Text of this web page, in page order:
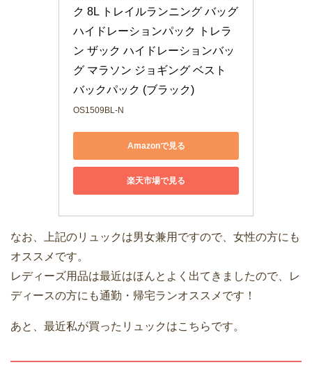
ク 8L トレイルランニング バッグ
ハイドレーションパック トレラ
ン ザック ハイドレーションバッ
グ マラソン ジョギング ベスト
バックパック (ブラック)
OS1509BL-N
Amazonで見る
楽天市場で見る
なお、上記のリュックは男女兼用ですので、女性の方にも
オススメです。
レディーズ用品は最近はほんとよく出てきましたので、レ
ディースの方にも通勤・帰宅ランオススメです！
あと、最近私が買ったリュックはこちらです。